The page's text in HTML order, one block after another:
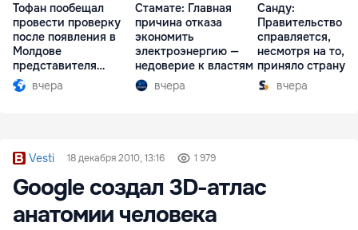
Тофан пообещал
провести проверку
после появления в
Молдове
представителя
Южной Осетии
вчера
Стамате: Главная
причина отказа
экономить
электроэнергию —
недоверие к властям
вчера
Санду:
Правительство
справляется,
несмотря на то,
приняло страну в
разгар кризиса
вчера
Vesti 18 декабря 2010, 13:16 1 979
Google создал 3D-атлас
анатомии человека